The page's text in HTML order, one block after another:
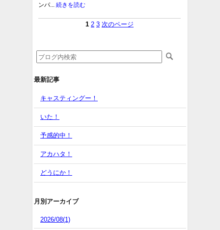
ンパ... 続きを読む
1 2 3 次のページ
最新記事
キャスティングー！
いた！
予感的中！
アカハタ！
どうにか！
月別アーカイブ
2026/08(1)